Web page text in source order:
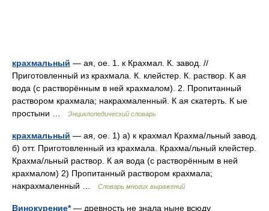
крахмальный — ая, ое. 1. к Крахмал. К. завод. //
Приготовленный из крахмала. К. клейстер. К. раствор. К ая
вода (с растворённым в ней крахмалом). 2. Пропитанный
раствором крахмала; накрахмаленный. К ая скатерть. К ые
простыни …
Энциклопедический словарь
крахмальный — ая, ое. 1) а) к крахмал Крахма/льный завод.
б) отт. Приготовленный из крахмала. Крахма/льный клейстер.
Крахма/льный раствор. К ая вода (с растворённым в ней
крахмалом) 2) Пропитанный раствором крахмала;
накрахмаленный …
Словарь многих выражений
Винокурение*— древность не знала ныне всюду